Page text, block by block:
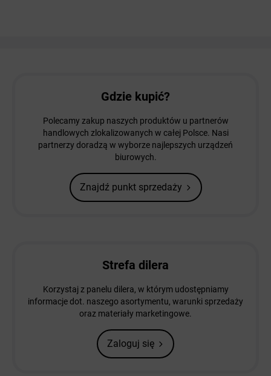
Gdzie kupić?
Polecamy zakup naszych produktów u partnerów
handlowych zlokalizowanych w całej Polsce. Nasi
partnerzy doradzą w wyborze najlepszych urządzeń
biurowych.
Znajdź punkt sprzedaży
Strefa dilera
Korzystaj z panelu dilera, w którym udostępniamy
informacje dot. naszego asortymentu, warunki sprzedaży
oraz materiały marketingowe.
Zaloguj się